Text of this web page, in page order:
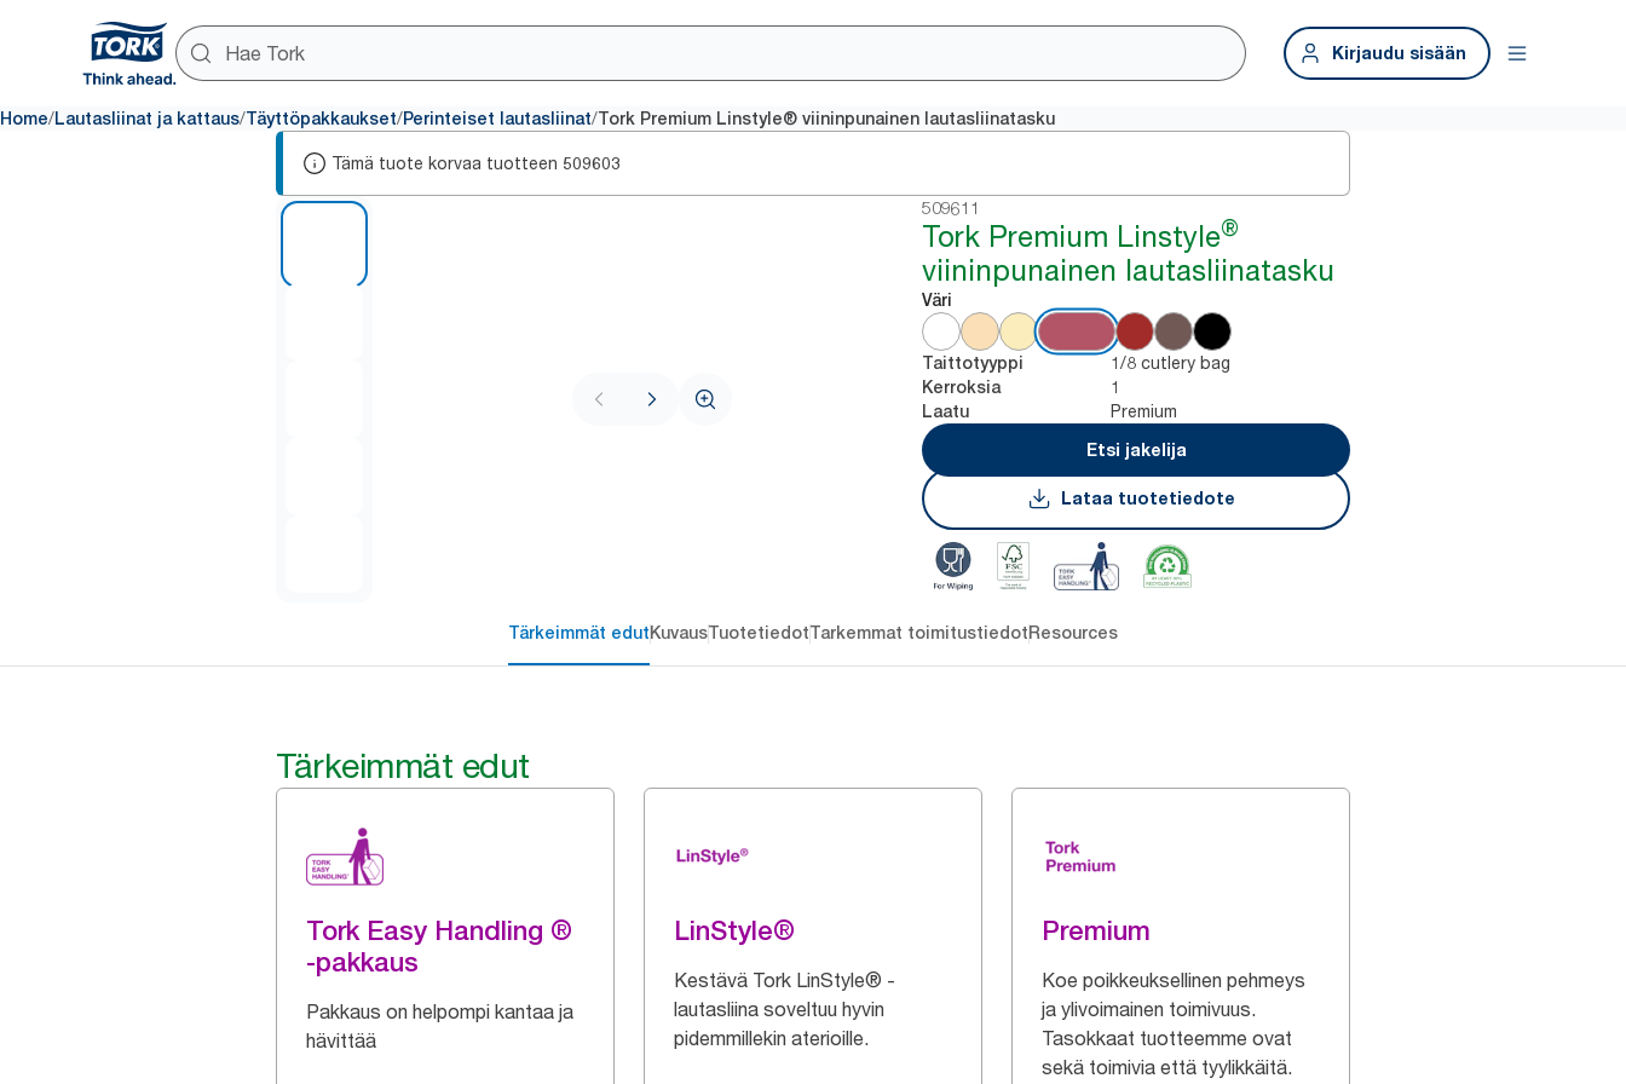
Kirjaudu sisään
Home/Lautasliinat ja kattaus/Täyttöpakkaukset/Perinteiset lautasliinat/Tork Premium Linstyle® viininpunainen lautasliinatasku
Tämä tuote korvaa tuotteen 509603
509611
Tork Premium Linstyle®
viininpunainen lautasliinatasku
Väri
Taittotyyppi 1/8 cutlery bag
Kerroksia 1
Laatu
Premium
Etsi jakelija
Lataa tuotetiedote
Tärkeimmät edutKuvausTuotetiedotTarkemmat toimitustiedotResources
Tärkeimmät edut
Tork Easy Handling ®
-pakkaus
Pakkaus on helpompi kantaa ja
hävittää
LinStyle®
Kestävä Tork LinStyle® -
lautasliina soveltuu hyvin
pidemmillekin aterioille.
Premium
Koe poikkeuksellinen pehmeys
ja ylivoimainen toimivuus.
Tasokkaat tuotteemme ovat
sekä toimivia että tyylikkäitä.